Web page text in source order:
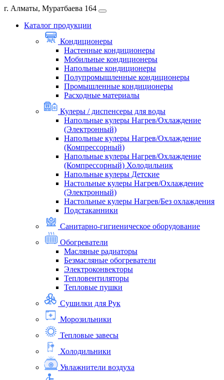
г. Алматы, Муратбаева 164
Каталог продукции
Кондиционеры
Настенные кондиционеры
Мобильные кондиционеры
Напольные кондиционеры
Полупромышленные кондиционеры
Промышленные кондиционеры
Расходные материалы
Кулеры / диспенсеры для воды
Напольные кулеры Нагрев/Охлаждение
(Электронный)
Напольные кулеры Нагрев/Охлаждение
(Компрессорный)
Напольные кулеры Нагрев/Охлаждение
(Компрессорный) Холодильник
Напольные кулеры Детские
Настольные кулеры Нагрев/Охлаждение
(Электронный)
Настольные кулеры Нагрев/Без охлаждения
Подстаканники
Санитарно-гигиеническое оборудование
Обогреватели
Масляные радиаторы
Безмасляные обогреватели
Электроконвекторы
Тепловентиляторы
Тепловые пушки
Сушилки для Рук
Морозильники
Тепловые завесы
Холодильники
Увлажнители воздуха